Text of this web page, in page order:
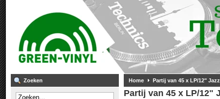
Zoeken Home Partij van 45 x LP/12"
Partij van 45 x LP/12"